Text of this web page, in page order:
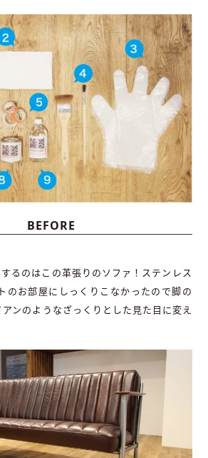
BEFORE
るのはこの革張りのソファ！ステンレス
のお部屋にしっくりこなかったので脚の
ンのようなざっくりとした見た目に変え